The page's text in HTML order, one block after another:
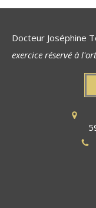
Docteur Joséphine
exercice réservé à